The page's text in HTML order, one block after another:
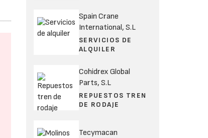
Spain Crane
International, S.L
SERVICIOS DE
ALQUILER
Cohidrex Global
Parts, S.L
REPUESTOS TREN
DE RODAJE
Tecymacan